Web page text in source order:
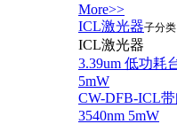
More>>
ICL激光器子分类
ICL激光器
3.39um 低功耗
5mW
CW-DFB-ICL
3540nm 5mW